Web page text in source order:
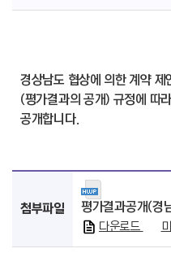
경상남도 협상에 의한 계약
(평가결과의 공개) 규정에 따
공개합니다.
첨부파일 평가결과공개(경
다운로드